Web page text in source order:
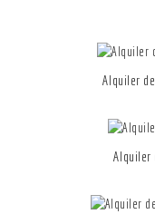
Alquiler
Alquiler